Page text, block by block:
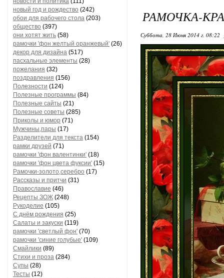
новый год и рождество (242)
обои для рабочего стола (203)
общество (397)
они хотят жить (58)
рамочки 'фон желтый оранжевый' (26)
декор для дизайна (517)
пасхальные элементы (28)
пожелания (32)
поздравления (156)
Полезности (124)
Полезные программы (84)
Полезные сайты (21)
Полезные советы (285)
Приколы и юмор (71)
Мужчины,пары (17)
Разделители для текста (154)
рамки друзей (71)
рамочки 'фон валентинки' (18)
рамочки 'фон цвета фуксии' (15)
Рамочки-золото,серебро (17)
Рассказы и притчи (31)
Православие (46)
Рецепты ЗОЖ (248)
Рукоделие (105)
С днём рождения (25)
Салаты и закуски (119)
рамочки 'светлый фон' (70)
рамочки 'синие голубые' (109)
Смайлики (89)
Стихи и проза (284)
Супы (28)
Тесты (12)
РАМОЧКА-
Суббота, 28 Июня 2014 г. 08:22